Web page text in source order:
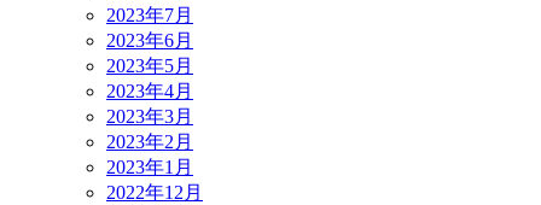
2023年7月
2023年6月
2023年5月
2023年4月
2023年3月
2023年2月
2023年1月
2022年12月